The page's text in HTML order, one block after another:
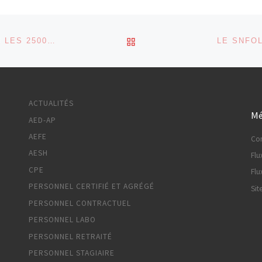
« L’EXIGENCE DES SAVOIRS » C’EST DE RÉTABLIR LES 2500 POSTES SUPPRIMÉS POUR 2024 ET TOUTES LES HEURES D’ENSEIGNEMENT DISCIPLINAIRES ! RETOUR À LA LISTE DES
LE
ACTUALITÉS
AED-AP
AEFE
AESH
CPE
PERSONNEL CERTIFIÉ ET AGRÉGÉ
PERSONNEL CONTRACTUEL
PERSONNEL LABO
PERSONNEL RETRAITÉ
PERSONNEL STAGIAIRE